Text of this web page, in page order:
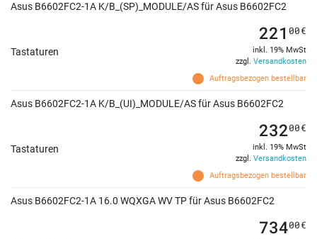
Asus B6602FC2-1A K/B_(SP)_MODULE/AS für Asus B6602FC2
Tastaturen
Auftragsbezogen bestellbar
221 00€
inkl. 19% MwSt
zzgl. Versandkosten
Asus B6602FC2-1A K/B_(UI)_MODULE/AS für Asus B6602FC2
Tastaturen
Auftragsbezogen bestellbar
23200€
inkl. 19% MwSt
zzgl. Versandkosten
Asus B6602FC2-1A 16.0 WQXGA WV TP für Asus B6602FC2
73400€